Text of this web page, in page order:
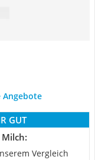
Angebote
GUT
Vergleich